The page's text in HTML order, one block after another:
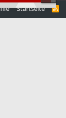
Startseite
R